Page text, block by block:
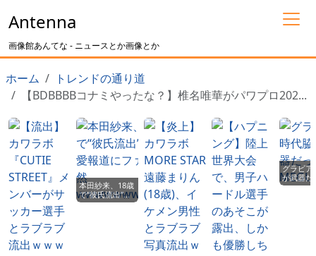
Antenna
画像館あんてな - ニュースとか画像とか
ホーム
トレンドの通り道
【BDBBBBコナミやったな？】椎名唯華がパワプロ202...
本田紗来、18歳
で“彼氏流出”！
恋愛報道にファ
グラビア
が武器だ
MEGUMI